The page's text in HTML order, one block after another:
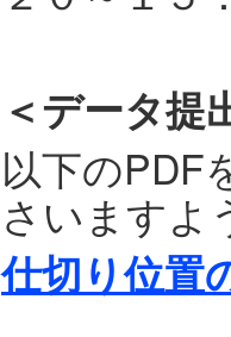
＜データ提
以下のPDF
さいますよ
仕切り位置